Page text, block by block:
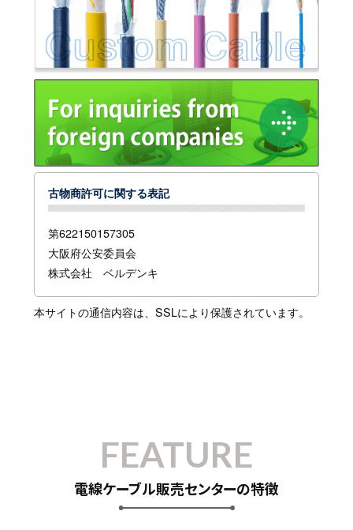
古物商許可に関する表記
第622150157305
大阪府公安委員会
株式会社 ベルデンキ
本サイトの通信内容は、SSLにより保護されています。
FEATURE
電線ケーブル販売センターの特徴